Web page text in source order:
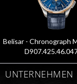
Belisar - Chronograph
UNTERNEHMEN